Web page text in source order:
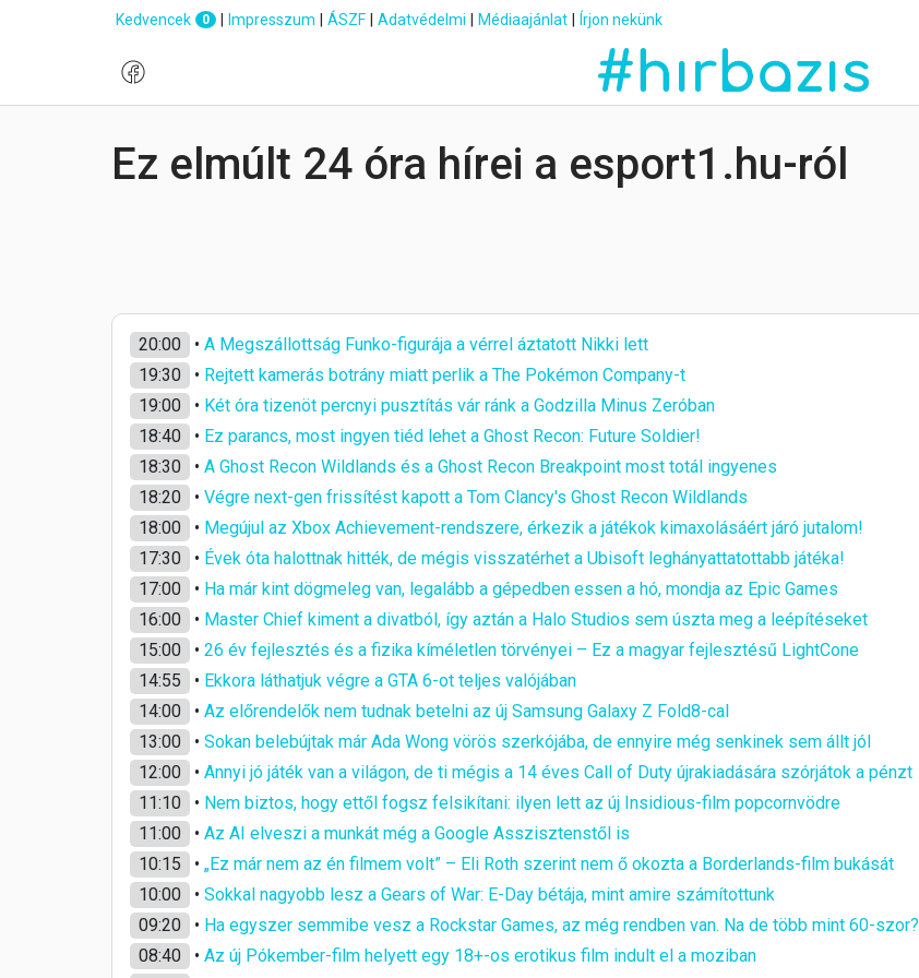
Kedvencek 0 | Impresszum | ÁSZF | Adatvédelmi | Médiaajánlat | Írjon nekünk
Ez elmúlt 24 óra hírei a esport1.hu-ról
20:00 • A Megszállottság Funko-figurája a vérrel áztatott Nikki lett
19:30
• Rejtett kamerás botrány miatt perlik a The Pokémon Company-t
19:00
• Két óra tizenöt percnyi pusztítás vár ránk a Godzilla Minus Zeróban
18:40
• Ez parancs, most ingyen tiéd lehet a Ghost Recon: Future Soldier!
18:30
• A Ghost Recon Wildlands és a Ghost Recon Breakpoint most totál ingyenes
18:20
• Végre next-gen frissítést kapott a Tom Clancy's Ghost Recon Wildlands
18:00
• Megújul az Xbox Achievement-rendszere, érkezik a játékok kimaxolásáért járó jutalom!
17:30
• Évek óta halottnak hitték, de mégis visszatérhet a Ubisoft leghányattatottabb játéka!
17:00
• Ha már kint dögmeleg van, legalább a gépedben essen a hó, mondja az Epic Games
16:00
• Master Chief kiment a divatból, így aztán a Halo Studios sem úszta meg a leépítéseket
15:00
• 26 év fejlesztés és a fizika kíméletlen törvényei – Ez a magyar fejlesztésű LightCone
14:55
• Ekkora láthatjuk végre a GTA 6-ot teljes valójában
14:00
• Az előrendelők nem tudnak betelni az új Samsung Galaxy Z Fold8-cal
13:00
• Sokan belebújtak már Ada Wong vörös szerkójába, de ennyire még senkinek sem állt jól
12:00
• Annyi jó játék van a világon, de ti mégis a 14 éves Call of Duty újrakiadására szórjátok a pénzt
11:10
• Nem biztos, hogy ettől fogsz felsikítani: ilyen lett az új Insidious-film popcornvödre
11:00
• Az AI elveszi a munkát még a Google Asszisztenstől is
10:15
• „Ez már nem az én filmem volt” – Eli Roth szerint nem ő okozta a Borderlands-film bukását
10:00
• Sokkal nagyobb lesz a Gears of War: E-Day bétája, mint amire számítottunk
09:20
• Ha egyszer semmibe vesz a Rockstar Games, az még rendben van. Na de több mint 60-szor?
08:40
• Az új Pókember-film helyett egy 18+-os erotikus film indult el a moziban